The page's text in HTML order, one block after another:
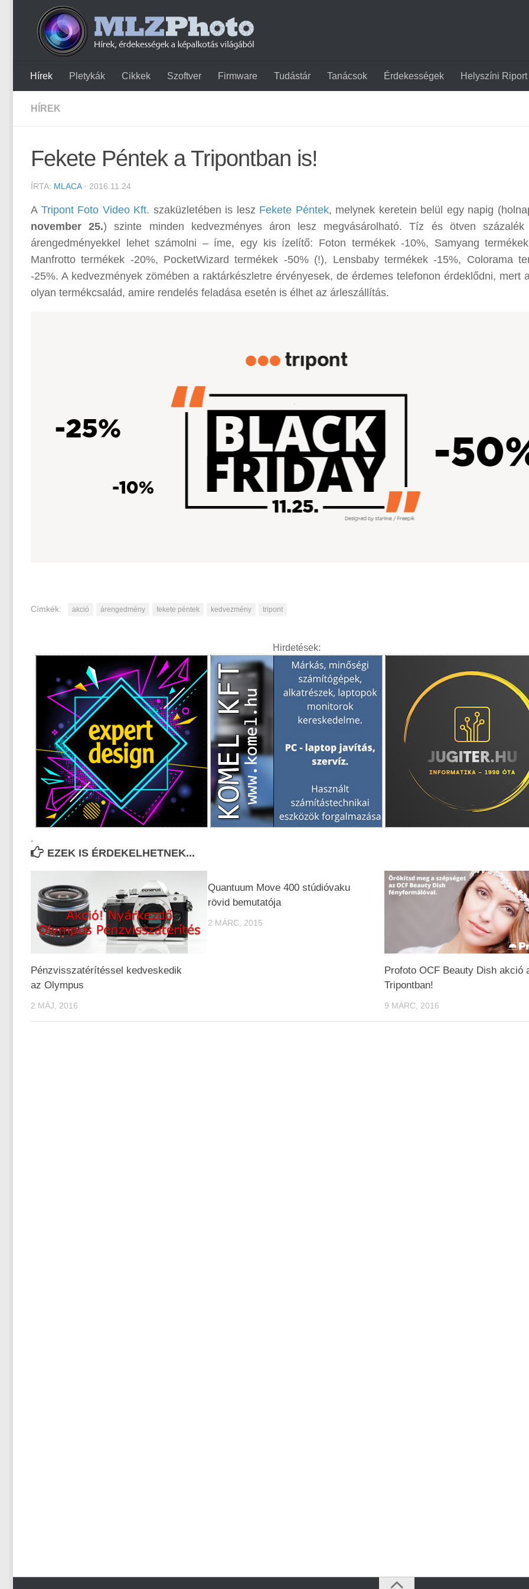
Hírek Pletykák Cikkek Szoftver Firmware Tudástár Tanácsok Érdekességek Helyszíni Riport
HÍREK
Fekete Péntek a Tripontban is!
ÍRTA: MLACA· 2016.11.24
A Tripont Foto Video Kft. szaküzletében is lesz Fekete Péntek, melynek keretein belül egy napig
november 25.) szinte minden kedvezményes áron lesz megvásárolható. Tíz és ötven százalék
árengedményekkel lehet számolni – íme, egy kis ízelítő: Foton termékek -10%, Samyang
Manfrotto termékek -20%, PocketWizard termékek -50% (!), Lensbaby termékek -15%, Colorama
-25%. A kedvezmények zömében a raktárkészletre érvényesek, de érdemes telefonon érdeklődni, mert
olyan termékcsalád, amire rendelés feladása esetén is élhet az árleszállítás.
Címkék: akció árengedmény fekete péntek kedvezmény tripont
Hirdetések:
.
EZEK IS ÉRDEKELHETNEK...
Pénzvisszatérítéssel kedveskedik
az Olympus
2 MÁJ, 2016
Quantuum Move 400 stúdióvaku
rövid bemutatója
2 MÁRC, 2015
Profoto OCF Beauty Dish akció
Tripontban!
9 MÁRC, 2016